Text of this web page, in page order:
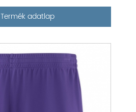
Termék adatlap